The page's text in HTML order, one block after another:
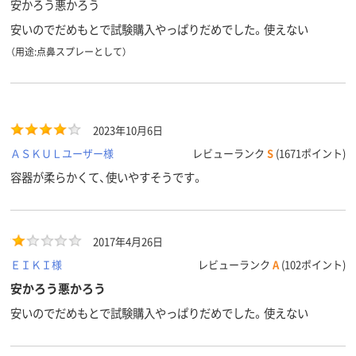
安かろう悪かろう
安いのでだめもとで試験購入やっぱりだめでした。使えない
（用途:点鼻スプレーとして）
2023年10月6日
ＡＳＫＵＬユーザー様
レビューランク S (1671ポイント)
容器が柔らかくて、使いやすそうです。
2017年4月26日
ＥＩＫＩ様
レビューランク A (102ポイント)
安かろう悪かろう
安いのでだめもとで試験購入やっぱりだめでした。使えない